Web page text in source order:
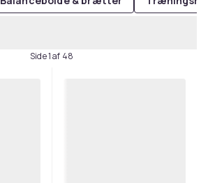
Side 1 af 48